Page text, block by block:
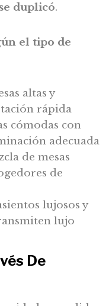
se duplicó.
el tipo de
altas y
rápida
cómodas con
adecuada
de mesas
de
lujosos y
lujo
De